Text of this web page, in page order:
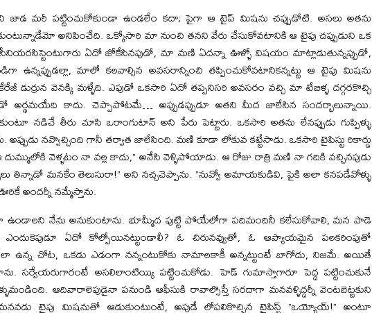
మరీ పట్టించుకోకుండా ఉండలేం కదా; పైగా ఆ టైప్‌ మిషను చప్పుడోటి. అసలు అతను
అనిపించేది. ఒక్కోసారి మా నుంచి తనని వేరు చేసుకోవటానికి ఆ టైపు చప్పుడుని ఒక
ఏదో జోకేసినపుడో, మా మణి ఏదన్నా ఊళ్ళో విషయం మాట్లాడుతున్నప్పుడో,
ఉన్నప్పుడల్లా, మాలో కలవాల్సిన అవసరాన్నించి తప్పించుకోవటానికన్నట్టు ఆ టైపు మిషను
వెనక్కి మళ్ళేది. ఎపుడో ఒకసారి ఏదో తప్పనిసరి అవసరం వచ్చి మా టేబిళ్ళ దగ్గరకొచ్చి
అర్థమయేది కాదు. చెప్పాపోటమే… అప్పుడప్పుడూ అతని మీద జాలేసిన సందర్భాలున్నాయి.
నడిచే తీరు చూసి ఒరాంగుటాన్‌ అని పేరు పెట్టారు. ఒకసారి అతను లేనప్పుడు గుప్పిళ్ళు
నవ్వొచ్చింది గానీ తర్వాత జాలేసింది. మణి కూడా లోకువ కట్టేసాడు. ఒకసారి టైపిస్టు రికార్డు
వెళ్ళటం నా వల్ల కాదు,” అనేసి వెళ్ళిపోయాడు. ఆ రోజు రాత్రి మణి నా గదికి వచ్చినపుడు
తిన్నాడో మనకేం తెలుసురా!” అని నచ్చచెప్పాను. ”నువ్వో అమాయకుడివి, పైకి అలా కనపడేవోళ్ళు
అందర్నీ నమ్మేస్తాను.
ఉండాలని నేను అనుకుంటాను. భూమ్మీద పుట్టి పోయేలోగా పదిమందినీ కలేసుకోవాలి, మన పాడె
ఏదో కోల్పోయినట్టుండాలీ? ఓ చిరునవ్వుతో, ఓ ఆప్యాయమైన పలకరింపుతో
ఉన్న చోట, ఒకడు ఎడంగా నన్నంటుకోకు నామాలకాకీ అన్నట్టుంటే బాగోదు, నిజమే. అయితే
సర్వేయరుగారంటే అసలిలాంటియ్యి పట్టించుకోడు. హెడ్‌ గుమాస్తాగారూ పెద్ద పట్టించుకునే
ఆదివారాలెపుడైనా పనుండి ఆఫీసుకి రావాల్సొస్తే సరదాగా మనవళ్ళిద్దర్నీ వెంటబెట్టకుని
టైపు మిషనుతో ఆడుకుంటుంటే, అపుడే లోపలికొచ్చిన టైపిస్ట్‌ ”ఒయ్యోయ్‌!” అంటూ